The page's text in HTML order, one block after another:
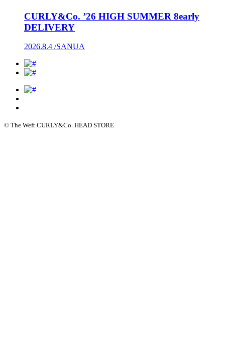
CURLY&Co. ’26 HIGH SUMMER 8early
DELIVERY
2026.8.4 /SANUA
© The Weft CURLY&Co. HEAD STORE